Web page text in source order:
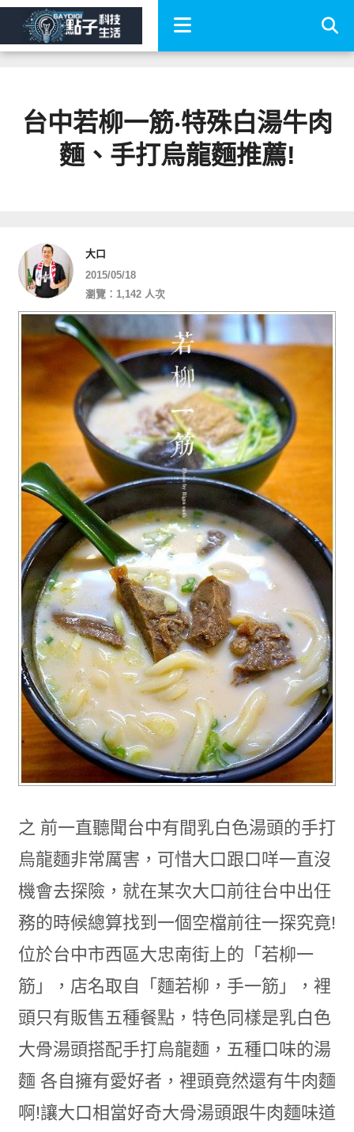
台中若柳一筋‧特殊白湯牛肉
麵、手打烏龍麵推薦!
大口
2015/05/18
瀏覽：1,142 人次
之 前一直聽聞台中有間乳白色湯頭的手打
烏龍麵非常厲害，可惜大口跟口咩一直沒
機會去探險，就在某次大口前往台中出任
務的時候總算找到一個空檔前往一探究竟!
位於台中市西區大忠南街上的「若柳一
筋」，店名取自「麵若柳，手一筋」，裡
頭只有販售五種餐點，特色同樣是乳白色
大骨湯頭搭配手打烏龍麵，五種口味的湯
麵 各自擁有愛好者，裡頭竟然還有牛肉麵
啊!讓大口相當好奇大骨湯頭跟牛肉麵味道